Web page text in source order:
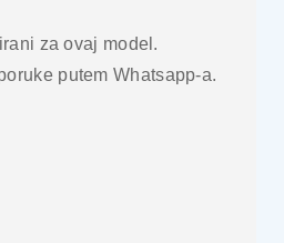
za ovaj model.
putem Whatsapp-a.